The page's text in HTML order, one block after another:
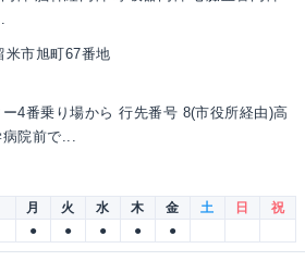
米市旭町67番地
4番乗り場から 行先番号 8(市役所経由)高
院前で...
月 火 水 木 金 土 日
祝
● ● ● ● ●